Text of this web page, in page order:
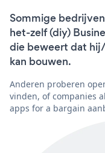
Sommige
het-zelf (diy)
die beweert dat
kan bouwen.
Anderen proberen
vinden, of companies
apps for a bargain